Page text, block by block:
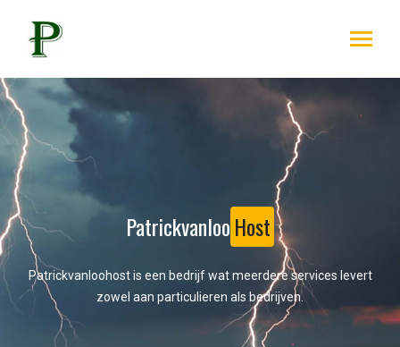
PatrickvanlooHost
Patrickvanloohost is een bedrijf wat meerdere services levert
zowel aan particulieren als bedrijven.